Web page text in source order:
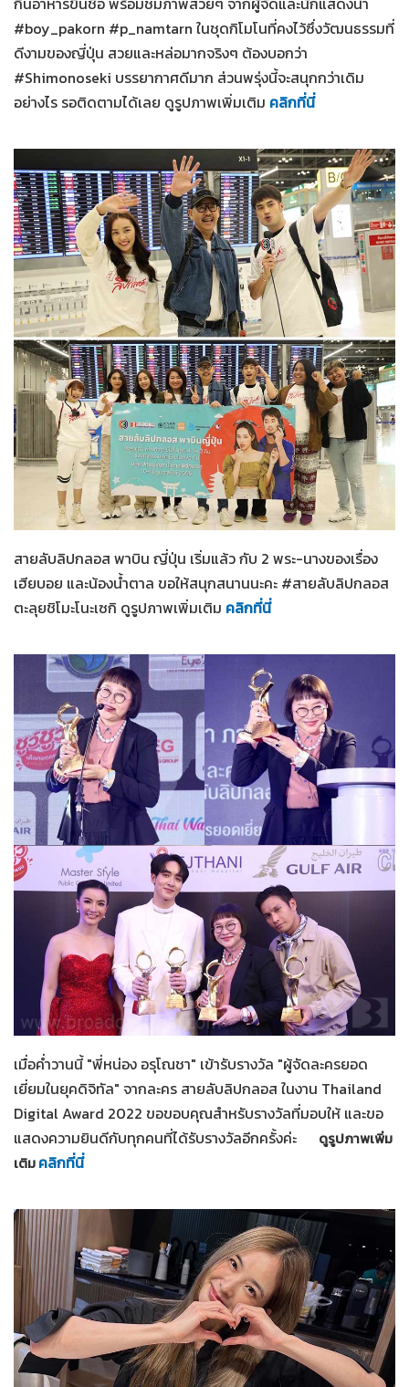
#boy_pakorn #p_namtarn ในชุดกิโมโนที่คงไว้ซึ่งวัฒนธรรมที่
ดีงามของญี่ปุ่น สวยและหล่อมากจริงๆ ต้องบอกว่า
#Shimonoseki บรรยากาศดีมาก ส่วนพรุ่งนี้จะสนุกกว่าเดิม
อย่างไร รอติดตามได้เลย ดูรูปภาพเพิ่มเติม คลิกที่นี่
10-02-2566 สายลับลิปกลอส
สายลับลิปกลอส พาบิน ญี่ปุ่น เริ่มแล้ว กับ 2 พระ-นางของเรื่อง
เฮียบอย และน้องน้ำตาล ขอให้สนุกสนานนะคะ #สายลับลิปกลอส
ตะลุยชิโมะโนะเซกิ ดูรูปภาพเพิ่มเติม คลิกที่นี่
19-12-2565 สายลับลิปกลอส
เมื่อค่ำวานนี้ "พี่หน่อง อรุโณชา" เข้ารับรางวัล "ผู้จัดละครยอด
เยี่ยมในยุคดิจิทัล" จากละคร สายลับลิปกลอส ในงาน Thailand
Digital Award 2022 ขอขอบคุณสำหรับรางวัลที่มอบให้ และขอ
แสดงความยินดีกับทุกคนที่ได้รับรางวัลอีกครั้งค่ะ ดูรูปภาพเพิ่ม
เติมคลิกที่นี่